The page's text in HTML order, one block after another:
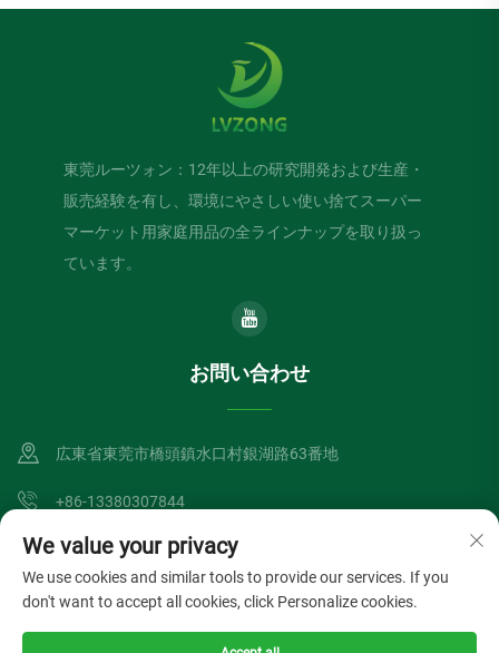
東莞ルーツォン：12年以上の研究開発および生産・
販売経験を有し、環境にやさしい使い捨てスーパー
マーケット用家庭用品の全ラインナップを取り扱っ
ています。
お問い合わせ
広東省東莞市橋頭鎮水口村銀湖路63番地
+86-13380307844
[email protected]
Copyright © Dongguan Lvzong Industrial Co., Ltd. All Rights Reserved
We value your privacy
We use cookies and similar tools to provide our services. If you
don't want to accept all cookies, click Personalize cookies.